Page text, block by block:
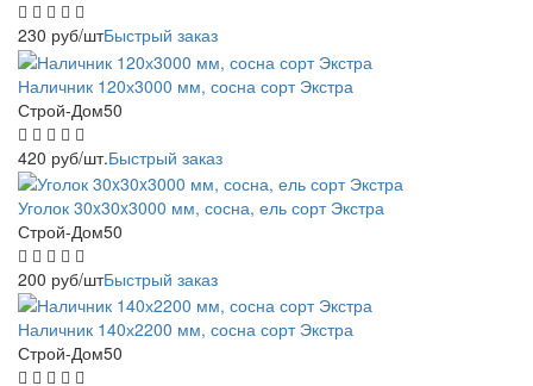
230 руб/штБыстрый заказ
Наличник 120х3000 мм, сосна сорт Экстра
Строй-Дом50
420 руб/шт.Быстрый заказ
Уголок 30x30x3000 мм, сосна, ель сорт Экстра
Строй-Дом50
200 руб/штБыстрый заказ
Наличник 140х2200 мм, сосна сорт Экстра
Строй-Дом50